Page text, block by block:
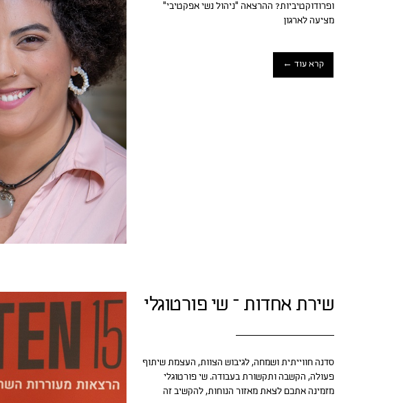
ופרודוקטיביות? ההרצאה "ניהול נשי אפקטיבי"
מציעה לארגון
קרא עוד ←
שירת אחדות – שי פורטוגלי
סדנה חווייתית ושמחה, לגיבוש הצוות, העצמת שיתוף
פעולה, הקשבה ותקשורת בעבודה. שי פורטוגלי
מזמינה אתכם לצאת מאזור הנוחות, להקשיב זה